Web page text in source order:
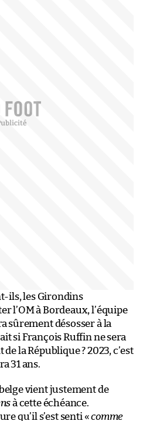
ils, les Girondins
l’OM à Bordeaux, l’équipe
sûrement désosser à la
si François Ruffin ne sera
la République ? 2023, c’est
31 ans.
vient justement de
à cette échéance.
qu’il s’est senti «comme